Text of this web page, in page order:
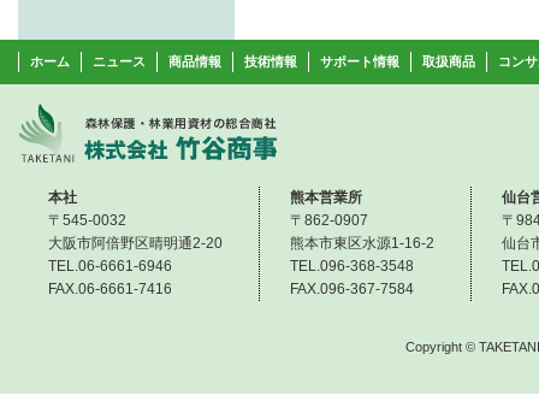
ホーム ニュース 商品情報 技術情報 サポート情報 取扱商品 コン
本社
〒545-0032
大阪市阿倍野区晴明通2-20
TEL.06-6661-6946
FAX.06-6661-7416
熊本営業所
〒862-0907
熊本市東区水源1-16-2
TEL.096-368-3548
FAX.096-367-7584
仙台
〒
仙台
Copyright ©